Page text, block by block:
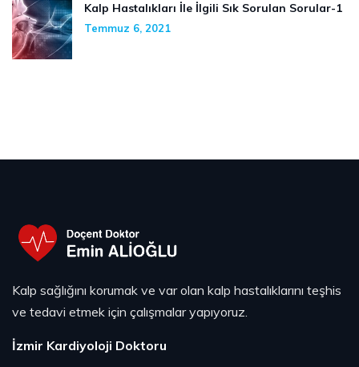
Kalp Hastalıkları İle İlgili Sık Sorulan Sorular-1
Temmuz 6, 2021
Kalp sağlığını korumak ve var olan kalp hastalıklarını teşhis
ve tedavi etmek için çalışmalar yapıyoruz.
İzmir Kardiyoloji Doktoru